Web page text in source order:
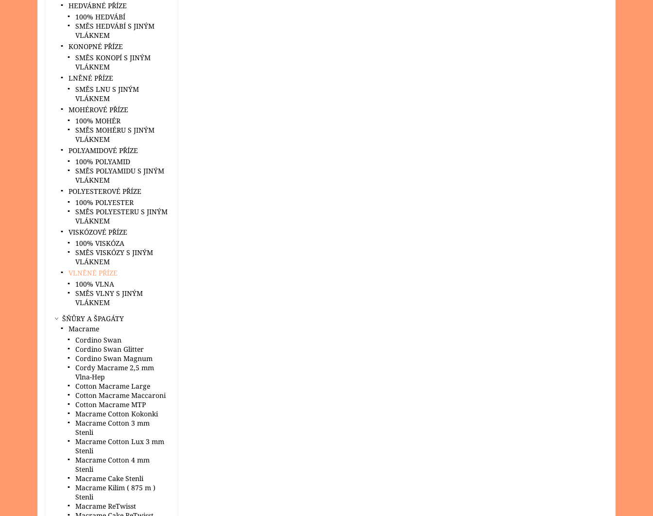
HEDVÁBNÉ PŘÍZE
100% HEDVÁBÍ
SMĚS HEDVÁBÍ S JINÝM
VLÁKNEM
KONOPNÉ PŘÍZE
SMĚS KONOPÍ S JINÝM
VLÁKNEM
LNĚNÉ PŘÍZE
SMĚS LNU S JINÝM
VLÁKNEM
MOHÉROVÉ PŘÍZE
100% MOHÉR
SMĚS MOHÉRU S JINÝM
VLÁKNEM
POLYAMIDOVÉ PŘÍZE
100% POLYAMID
SMĚS POLYAMIDU S JINÝM
VLÁKNEM
POLYESTEROVÉ PŘÍZE
100% POLYESTER
SMĚS POLYESTERU S JINÝM
VLÁKNEM
VISKÓZOVÉ PŘÍZE
100% VISKÓZA
SMĚS VISKÓZY S JINÝM
VLÁKNEM
VLNĚNÉ PŘÍZE
100% VLNA
SMĚS VLNY S JINÝM
VLÁKNEM
ŠŇŮRY A ŠPAGÁTY
Macrame
Cordino Swan
Cordino Swan Glitter
Cordino Swan Magnum
Cordy Macrame 2,5 mm
Vlna-Hep
Cotton Macrame Large
Cotton Macrame Maccaroni
Cotton Macrame MTP
Macrame Cotton Kokonki
Macrame Cotton 3 mm
Stenli
Macrame Cotton Lux 3 mm
Stenli
Macrame Cotton 4 mm
Stenli
Macrame Cake Stenli
Macrame Kilim ( 875 m )
Stenli
Macrame ReTwisst